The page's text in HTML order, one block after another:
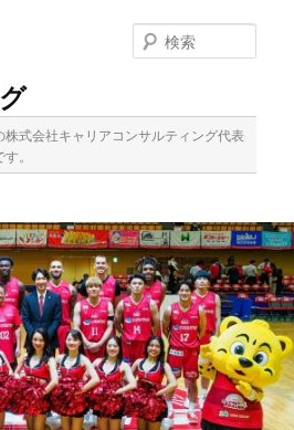
式会社キャリアコンサルティング代表
。
索